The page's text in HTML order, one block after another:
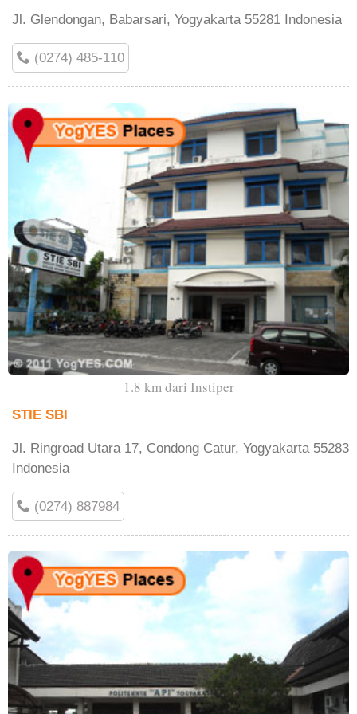
Jl. Glendongan, Babarsari, Yogyakarta 55281 Indonesia
(0274) 485-110
1.8 km dari Instiper
STIE SBI
Jl. Ringroad Utara 17, Condong Catur, Yogyakarta 55283
Indonesia
(0274) 887984